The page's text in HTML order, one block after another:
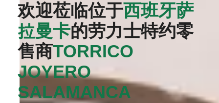
欢迎莅临位于西班牙萨
拉曼卡的劳力士特约零
售商‭TORRICO
JOYERO
SALAMANCA‬